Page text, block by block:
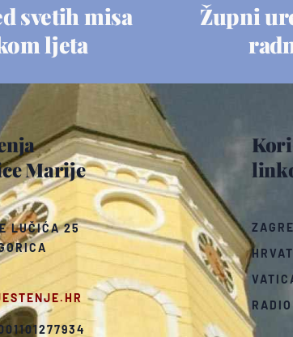
svetih misa
ljeta
Župni
Marije
LUČIĆA 25